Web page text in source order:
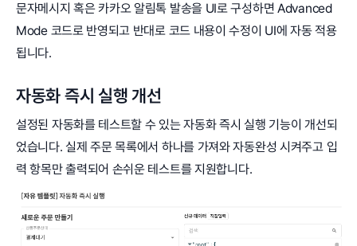
문자메시지 혹은 카카오 알림톡 발송을 UI로 구성하면 Advanced
Mode 코드로 반영되고 반대로 코드 내용이 수정이 UI에 자동 적용
됩니다.
자동화 즉시 실행 개선
설정된 자동화를 테스트할 수 있는 자동화 즉시 실행 기능이 개선되
었습니다. 실제 주문 목록에서 하나를 가져와 자동완성 시켜주고 입
력 항목만 출력되어 손쉬운 테스트를 지원합니다.